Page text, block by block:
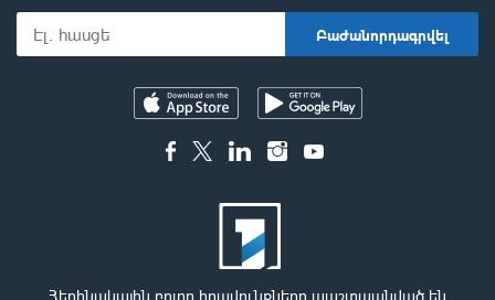
Հեղինակային բոլոր իրավունքները պաշտպանված են